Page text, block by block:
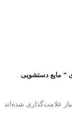
“ مایع دستشویی
علامت‌گذاری شده‌اند